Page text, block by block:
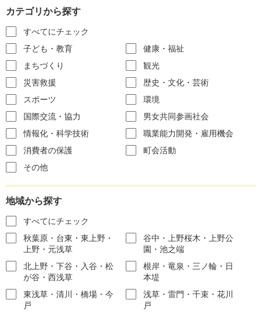
カテゴリから探す
すべてにチェック
子ども・教育
健康・福祉
まちづくり
観光
災害救援
歴史・文化・芸術
スポーツ
環境
国際交流・協力
男女共同参画社会
情報化・科学技術
職業能力開発・雇用機会
消費者の保護
町会活動
その他
地域から探す
すべてにチェック
秋葉原・台東・東上野・
上野・元浅草
谷中・上野桜木・上野公
園・池之端
北上野・下谷・入谷・松
が谷・西浅草
根岸・竜泉・三ノ輪・日
本堤
東浅草・清川・橋場・今
戸
浅草・雷門・千束・花川
戸